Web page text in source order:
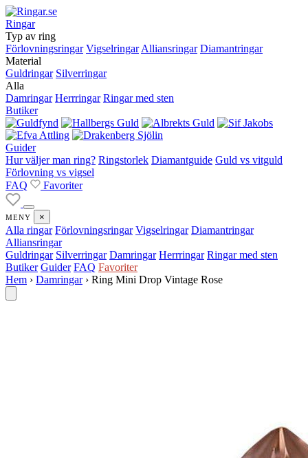
Ringar
Typ av ring
Förlovningsringar Vigselringar Alliansringar Diamantringar
Material
Guldringar Silverringar
Alla
Damringar Herrringar Ringar med sten
Butiker
Guider
Hur väljer man ring? Ringstorlek Diamantguide Guld vs vitguld
Förlovning vs vigsel
FAQ
Favoriter
MENY ×
Alla ringar Förlovningsringar Vigselringar Diamantringar
Alliansringar
Guldringar Silverringar Damringar Herrringar Ringar med sten
Butiker Guider FAQ Favoriter
Hem › Damringar › Ring Mini Drop Vintage Rose